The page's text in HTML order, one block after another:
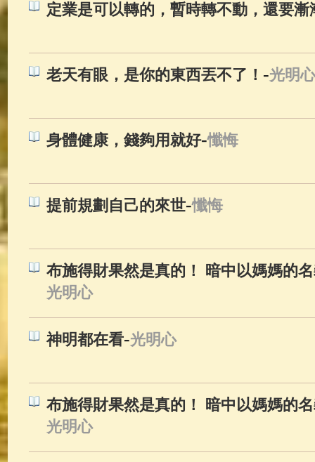
定業是可以轉的，暫時轉不動，還要漸
老天有眼，是你的東西丟不了！ -光明心
身體健康，錢夠用就好-懺悔
提前規劃自己的來世-懺悔
布施得財果然是真的！ 暗中以媽媽的
光明心
神明都在看-光明心
布施得財果然是真的！ 暗中以媽媽的
光明心